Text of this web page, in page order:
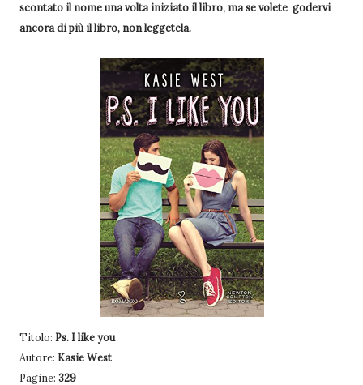
scontato il nome una volta iniziato il libro, ma se volete godervi
ancora di più il libro, non leggetela.
Titolo: Ps. I like you
Autore: Kasie West
Pagine: 329